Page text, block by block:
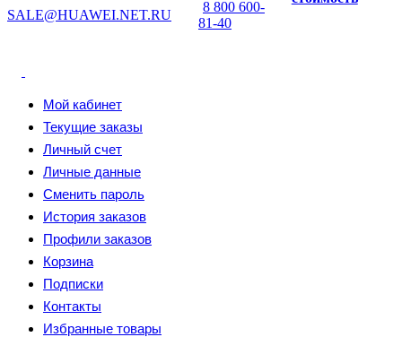
SALE@HUAWEI.NET.RU
8 800 600-
81-40
Мой кабинет
Текущие заказы
Личный счет
Личные данные
Сменить пароль
История заказов
Профили заказов
Корзина
Подписки
Контакты
Избранные товары